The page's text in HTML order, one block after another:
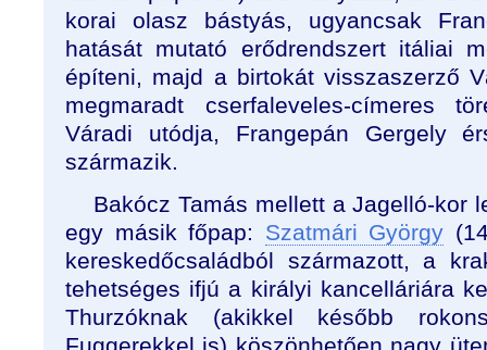
korai olasz bástyás, ugyancsak
hatását mutató erődrendszert itáliai
építeni, majd a birtokát visszaszerző
megmaradt cserfaleveles-címeres
Váradi utódja, Frangepán Gergely
származik.
Bakócz Tamás mellett a Jagelló-kor
egy másik főpap: Szatmári György
kereskedőcsaládból származott, a
tehetséges ifjú a királyi kancelláriára
Thurzóknak (akikkel később